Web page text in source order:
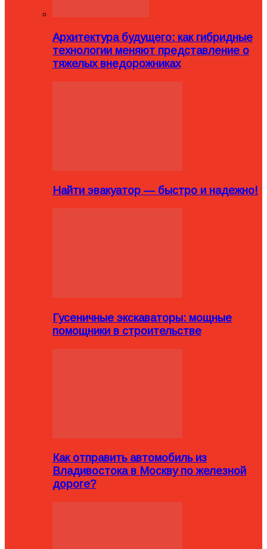
Архитектура будущего: как гибридные
технологии меняют представление о
тяжелых внедорожниках
Найти эвакуатор — быстро и надежно!
Гусеничные экскаваторы: мощные
помощники в строительстве
Как отправить автомобиль из
Владивостока в Москву по железной
дороге?